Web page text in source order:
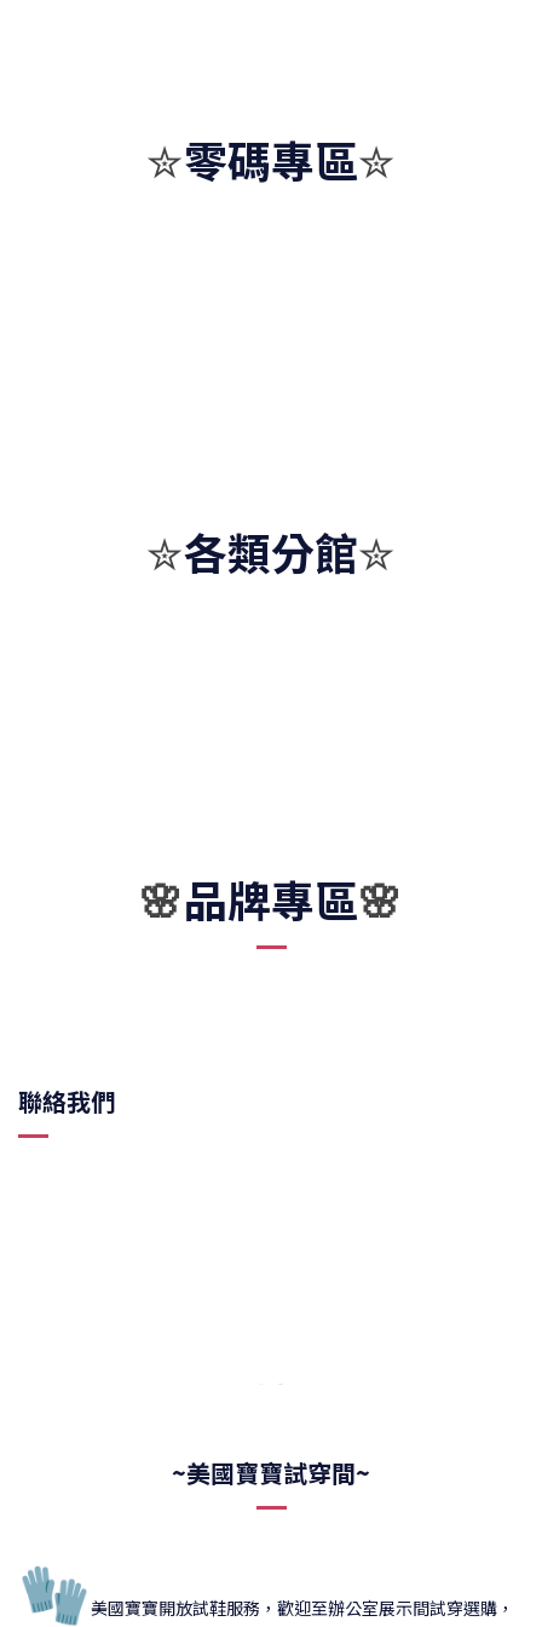
✮零碼專區✮
✮各類分館✮
🌸品牌專區🌸
聯絡我們
~美國寶寶試穿間~
🧤美國寶寶開放試鞋服務，歡迎至辦公室展示間試穿選購，